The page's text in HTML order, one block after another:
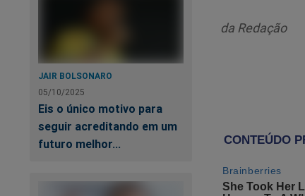
JAIR BOLSONARO
05/10/2025
Eis o único motivo para
seguir acreditando em um
futuro melhor...
da Redação